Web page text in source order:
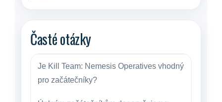
Časté otázky
Je Kill Team: Nemesis Operatives vhodný
pro začátečníky?